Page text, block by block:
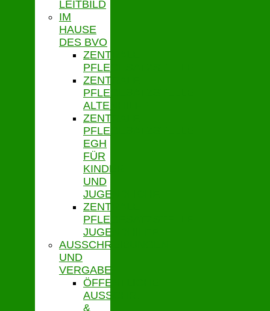
LEITBILD
IM
HAUSE
DES BVO
ZENTRALE
PFLEGESATZSTELLE
ZENTRALE
PFLEGESATZSTELLE
ALTENHILFE
ZENTRALE
PFLEGESATZSTELLE
EGH
FÜR
KINDER
UND
JUGENDLICHE
ZENTRALE
PFLEGESATZSTELLE
JUGENDHILFE
AUSSCHREIBUNGEN
UND
VERGABE
ÖFFENTLICHE
AUSSCHR.
&